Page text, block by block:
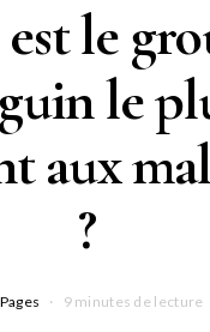
le
le
aux
?
9 minutes de lecture